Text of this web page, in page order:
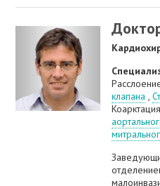
клапана ,